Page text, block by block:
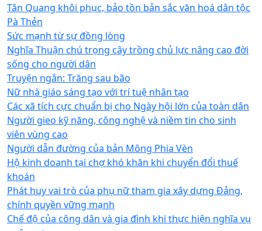
Tân Quang khôi phục, bảo tồn bản sắc văn hoá dân tộc
Pà Thẻn
Sức mạnh từ sự đồng lòng
Nghĩa Thuận chú trọng cây trồng chủ lực nâng cao đời
sống cho người dân
Truyện ngắn: Trăng sau bão
Nữ nhà giáo sáng tạo với trí tuệ nhân tạo
Các xã tích cực chuẩn bị cho Ngày hội lớn của toàn dân
Người gieo kỹ năng, công nghệ và niềm tin cho sinh
viên vùng cao
Người dẫn đường của bản Mông Phia Vèn
Hộ kinh doanh tại chợ khó khăn khi chuyển đổi thuế
khoán
Phát huy vai trò của phụ nữ tham gia xây dựng Đảng,
chính quyền vững mạnh
Chế độ của công dân và gia đình khi thực hiện nghĩa vụ